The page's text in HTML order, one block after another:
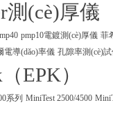
測(cè)厚儀
pmp10電鍍測(cè)厚儀 菲
電導(dǎo)率儀 孔隙率測(cè)
EPK）
系列 MiniTest 2500/4500